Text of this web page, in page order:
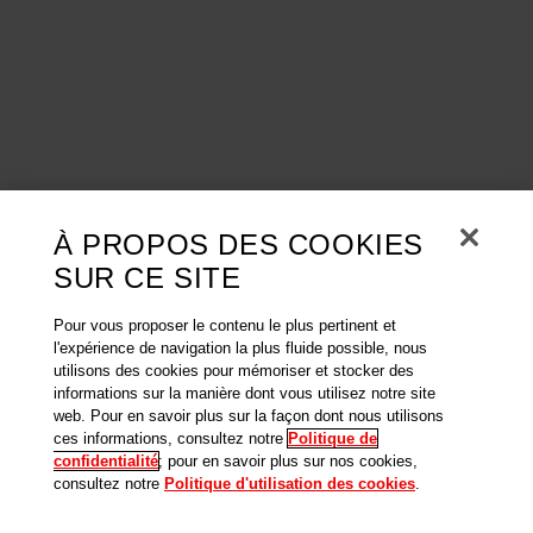
À PROPOS DES COOKIES
SUR CE SITE
Pour vous proposer le contenu le plus pertinent et
l'expérience de navigation la plus fluide possible, nous
utilisons des cookies pour mémoriser et stocker des
informations sur la manière dont vous utilisez notre site
web. Pour en savoir plus sur la façon dont nous utilisons
ces informations, consultez notre Politique de
confidentialité; pour en savoir plus sur nos cookies,
consultez notre Politique d'utilisation des cookies.